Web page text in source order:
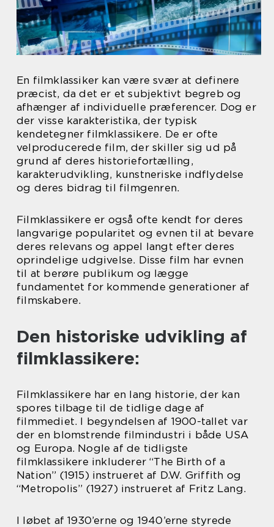
En filmklassiker kan være svær at definere
præcist, da det er et subjektivt begreb og
afhænger af individuelle præferencer. Dog er
der visse karakteristika, der typisk
kendetegner filmklassikere. De er ofte
velproducerede film, der skiller sig ud på
grund af deres historiefortælling,
karakterudvikling, kunstneriske indflydelse
og deres bidrag til filmgenren.
Filmklassikere er også ofte kendt for deres
langvarige popularitet og evnen til at bevare
deres relevans og appel langt efter deres
oprindelige udgivelse. Disse film har evnen
til at berøre publikum og lægge
fundamentet for kommende generationer af
filmskabere.
Den historiske udvikling af
filmklassikere:
Filmklassikere har en lang historie, der kan
spores tilbage til de tidlige dage af
filmmediet. I begyndelsen af 1900-tallet var
der en blomstrende filmindustri i både USA
og Europa. Nogle af de tidligste
filmklassikere inkluderer “The Birth of a
Nation” (1915) instrueret af D.W. Griffith og
“Metropolis” (1927) instrueret af Fritz Lang.
I løbet af 1930’erne og 1940’erne styrede